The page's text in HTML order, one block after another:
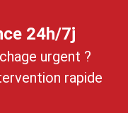
24h/7j
urgent ?
rapide